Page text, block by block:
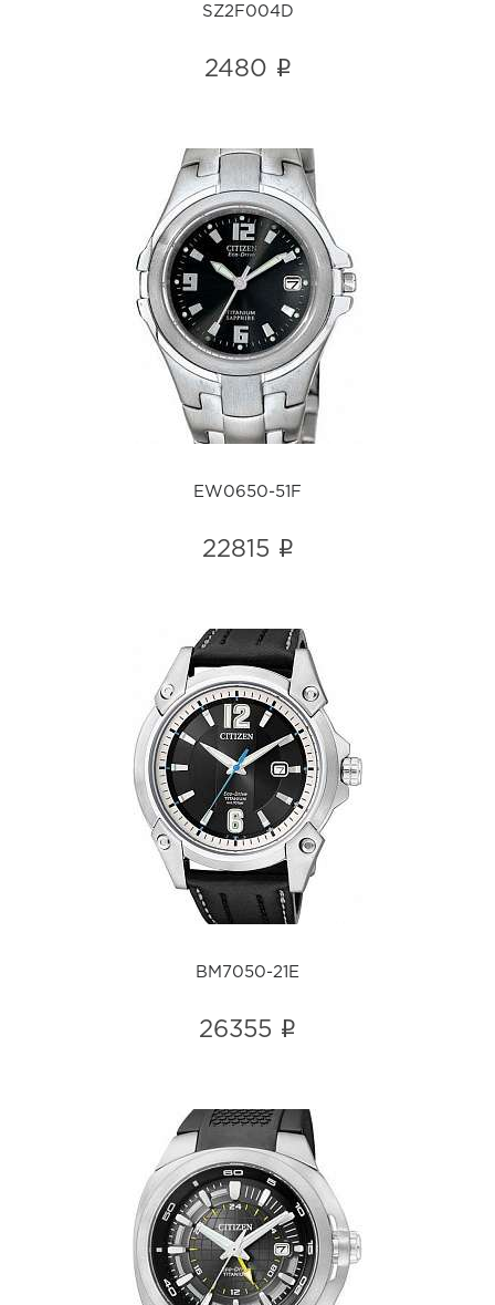
SZ2F004D
2480 i
EW0650-51F
i
EW0650-51F
22815 i
BM7050-21E
i
BM7050-21E
26355 i
BJ5131-04H
i